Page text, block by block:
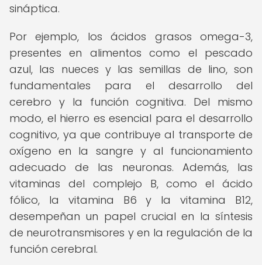
sináptica.
Por ejemplo, los ácidos grasos omega-3,
presentes en alimentos como el pescado
azul, las nueces y las semillas de lino, son
fundamentales para el desarrollo del
cerebro y la función cognitiva. Del mismo
modo, el hierro es esencial para el desarrollo
cognitivo, ya que contribuye al transporte de
oxígeno en la sangre y al funcionamiento
adecuado de las neuronas. Además, las
vitaminas del complejo B, como el ácido
fólico, la vitamina B6 y la vitamina B12,
desempeñan un papel crucial en la síntesis
de neurotransmisores y en la regulación de la
función cerebral.